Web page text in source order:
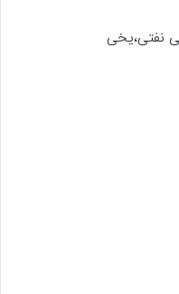
نفتی،یخی